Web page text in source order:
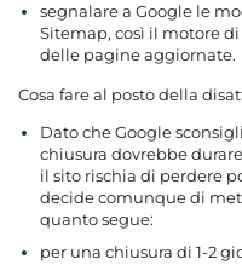
segnalare a Google le
Sitemap, così il motore
delle pagine aggiornate.
Cosa fare al posto della
Dato che Google
chiusura dovrebbe
il sito rischia di perdere
decide comunque di
quanto segue:
per una chiusura di 1-2